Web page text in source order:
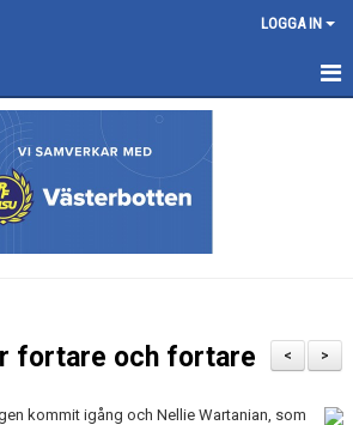
LOGGA IN
>
<
fortare och fortare
kommit igång och Nellie Wartanian, som